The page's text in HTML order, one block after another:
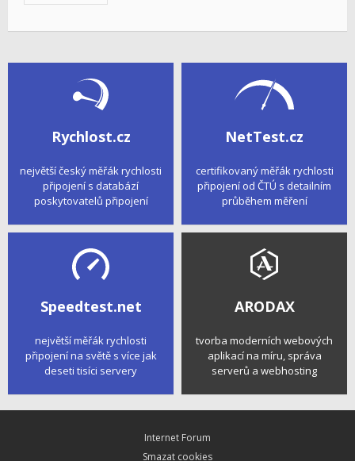
Rychlost.cz
největší český měřák rychlosti
připojení s databází
poskytovatelů připojení
NetTest.cz
certifikovaný měřák rychlosti
připojení od ČTÚ s detailním
průběhem měření
Speedtest.net
největší měřák rychlosti
připojení na světě s více jak
deseti tisíci servery
ARODAX
tvorba moderních webových
aplikací na míru, správa
serverů a webhosting
Internet Forum
Smazat cookies